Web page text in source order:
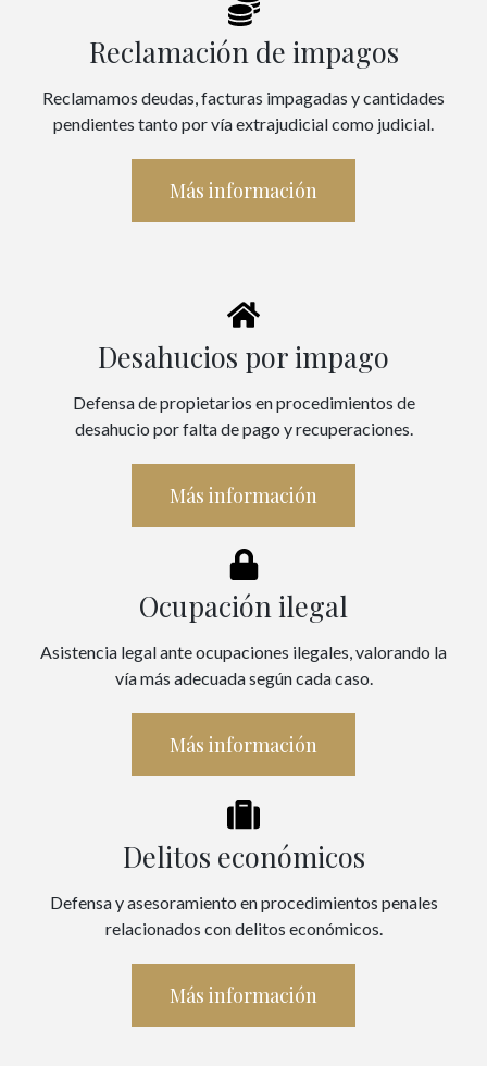
Reclamación de impagos
Reclamamos deudas, facturas impagadas y cantidades
pendientes tanto por vía extrajudicial como judicial.
Más información
Desahucios por impago
Defensa de propietarios en procedimientos de
desahucio por falta de pago y recuperaciones.
Más información
Ocupación ilegal
Asistencia legal ante ocupaciones ilegales, valorando la
vía más adecuada según cada caso.
Más información
Delitos económicos
Defensa y asesoramiento en procedimientos penales
relacionados con delitos económicos.
Más información